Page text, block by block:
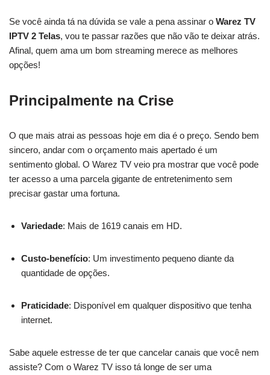
Se você ainda tá na dúvida se vale a pena assinar o Warez TV
IPTV 2 Telas, vou te passar razões que não vão te deixar atrás.
Afinal, quem ama um bom streaming merece as melhores
opções!
Principalmente na Crise
O que mais atrai as pessoas hoje em dia é o preço. Sendo bem
sincero, andar com o orçamento mais apertado é um
sentimento global. O Warez TV veio pra mostrar que você pode
ter acesso a uma parcela gigante de entretenimento sem
precisar gastar uma fortuna.
Variedade: Mais de 1619 canais em HD.
Custo-benefício: Um investimento pequeno diante da
quantidade de opções.
Praticidade: Disponível em qualquer dispositivo que tenha
internet.
Sabe aquele estresse de ter que cancelar canais que você nem
assiste? Com o Warez TV isso tá longe de ser uma